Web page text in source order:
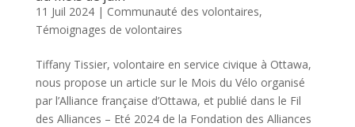
11 Juil 2024| Communauté des volontaires,
Témoignages de volontaires
Tiffany Tissier, volontaire en service civique à Ottawa,
nous propose un article sur le Mois du Vélo organisé
par l’Alliance française d’Ottawa, et publié dans le Fil
des Alliances – Eté 2024 de la Fondation des Alliances